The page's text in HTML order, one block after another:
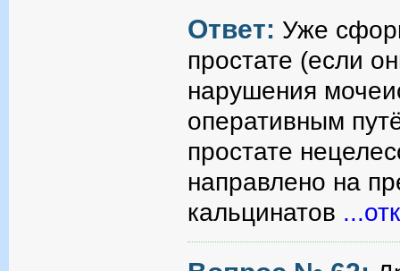
Ответ: Уже
простате (если
нарушения
оперативным
простате
направлено на
кальцинатов